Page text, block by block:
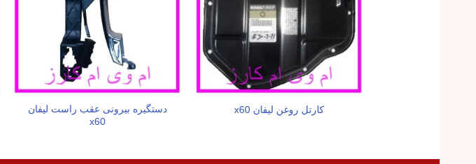
کارتل روغن لیفان x60
دستگیره بیرونی عقب راست لیفان
x60